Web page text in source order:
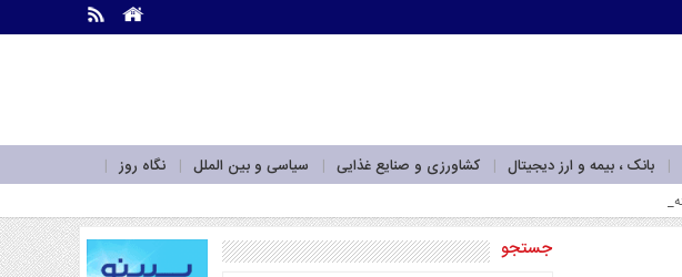
بانک ، بیمه و ارز دیجیتال کشاورزی و صنایع غذایی سیاسی و بین الملل
نگاه روز
جستجو